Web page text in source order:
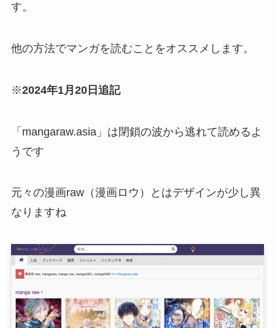
す。
他の方法でマンガを読むことをオススメします。
※2024年1月20日追記
「mangaraw.asia」は閉鎖の波から逃れて読めるよ
うです
元々の漫画raw（漫画ロウ）とはデザインが少し異
なりますね